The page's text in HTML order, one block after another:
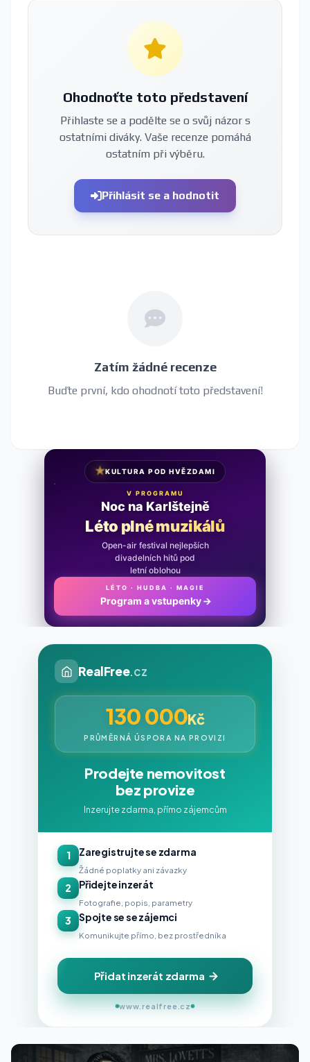
Ohodnoťte toto představení
Přihlaste se a podělte se o svůj názor s
ostatními diváky. Vaše recenze pomáhá
ostatním při výběru.
Přihlásit se a hodnotit
Zatím žádné recenze
Buďte první, kdo ohodnotí toto představení!
★KULTURA POD HVĚZDAMI
V PROGRAMU
Noc na Karlštejně
Léto plné muzikálů
Open-air festival nejlepších
divadelních hitů pod
letní oblohou
LÉTO · HUDBA · MAGIE
Program a vstupenky→
RealFree.cz
130 000Kč
PRŮMĚRNÁ ÚSPORA NA PROVIZI
Prodejte nemovitost
bez provize
Inzerujte zdarma, přímo zájemcům
1 Zaregistrujte se zdarma
Žádné poplatky ani závazky
2 Přidejte inzerát
Fotografie, popis, parametry
3 Spojte se se zájemci
Komunikujte přímo, bez prostředníka
Přidat inzerát zdarma
www.realfree.cz